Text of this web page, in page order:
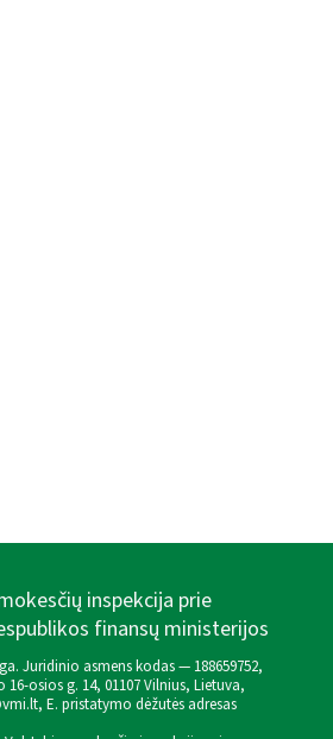
inspekcija prie
finansų ministerijos
Juridinio asmens kodas — 188659752,
16-osios g. 14, 01107 Vilnius, Lietuva,
, E. pristatymo dėžutės adresas